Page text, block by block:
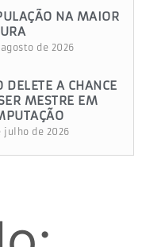
NA MAIOR
de 2026
DELETE A CHANCE
MESTRE EM
julho de 2026